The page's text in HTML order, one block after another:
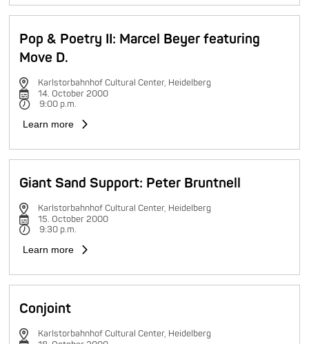
Pop & Poetry II: Marcel Beyer featuring
Move D.
Karlstorbahnhof Cultural Center, Heidelberg
14. October 2000
9:00 p.m.
Learn more
Giant Sand Support: Peter Bruntnell
Karlstorbahnhof Cultural Center, Heidelberg
15. October 2000
9:30 p.m.
Learn more
Conjoint
Karlstorbahnhof Cultural Center, Heidelberg